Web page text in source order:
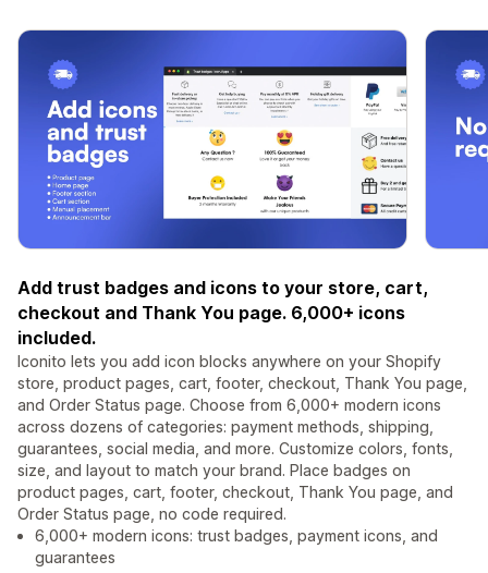
Add trust badges and icons to your store, cart,
checkout and Thank You page. 6,000+ icons
included.
Iconito lets you add icon blocks anywhere on your Shopify
store, product pages, cart, footer, checkout, Thank You page,
and Order Status page. Choose from 6,000+ modern icons
across dozens of categories: payment methods, shipping,
guarantees, social media, and more. Customize colors, fonts,
size, and layout to match your brand. Place badges on
product pages, cart, footer, checkout, Thank You page, and
Order Status page, no code required.
6,000+ modern icons: trust badges, payment icons, and
guarantees